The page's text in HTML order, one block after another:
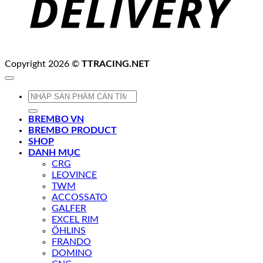
Copyright 2026 © TTRACING.NET
Tìm
BREMBO VN
BREMBO PRODUCT
SHOP
DANH MỤC
CRG
LEOVINCE
TWM
ACCOSSATO
GALFER
EXCEL RIM
ÖHLINS
FRANDO
DOMINO